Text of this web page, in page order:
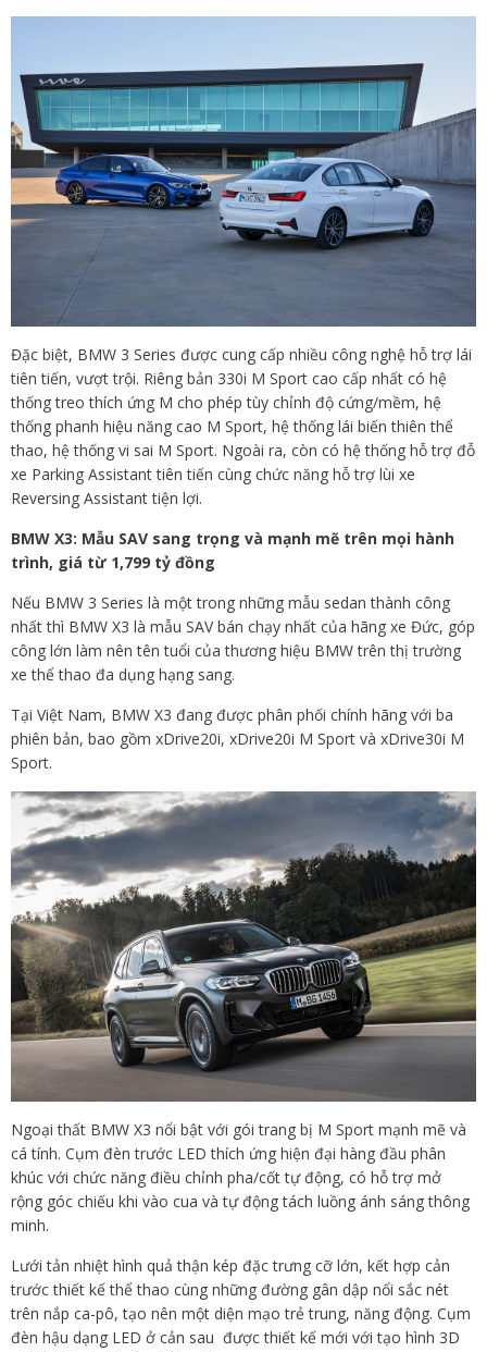
Đặc biệt, BMW 3 Series được cung cấp nhiều công nghệ hỗ trợ lái
tiên tiến, vượt trội. Riêng bản 330i M Sport cao cấp nhất có hệ
thống treo thích ứng M cho phép tùy chỉnh độ cứng/mềm, hệ
thống phanh hiệu năng cao M Sport, hệ thống lái biến thiên thể
thao, hệ thống vi sai M Sport. Ngoài ra, còn có hệ thống hỗ trợ đỗ
xe Parking Assistant tiên tiến cùng chức năng hỗ trợ lùi xe
Reversing Assistant tiện lợi.
BMW X3: Mẫu SAV sang trọng và mạnh mẽ trên mọi hành
trình, giá từ 1,799 tỷ đồng
Nếu BMW 3 Series là một trong những mẫu sedan thành công
nhất thì BMW X3 là mẫu SAV bán chạy nhất của hãng xe Đức, góp
công lớn làm nên tên tuổi của thương hiệu BMW trên thị trường
xe thể thao đa dụng hạng sang.
Tại Việt Nam, BMW X3 đang được phân phối chính hãng với ba
phiên bản, bao gồm xDrive20i, xDrive20i M Sport và xDrive30i M
Sport.
Ngoại thất BMW X3 nổi bật với gói trang bị M Sport mạnh mẽ và
cá tính. Cụm đèn trước LED thích ứng hiện đại hàng đầu phân
khúc với chức năng điều chỉnh pha/cốt tự động, có hỗ trợ mở
rộng góc chiếu khi vào cua và tự động tách luồng ánh sáng thông
minh.
Lưới tản nhiệt hình quả thận kép đặc trưng cỡ lớn, kết hợp cản
trước thiết kế thể thao cùng những đường gân dập nổi sắc nét
trên nắp ca-pô, tạo nên một diện mạo trẻ trung, năng động. Cụm
đèn hậu dạng LED ở cản sau được thiết kế mới với tạo hình 3D